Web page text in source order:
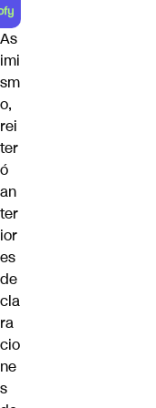
As
imi
sm
o,
rei
ter
ó
an
ter
ior
es
de
cla
ra
cio
ne
s